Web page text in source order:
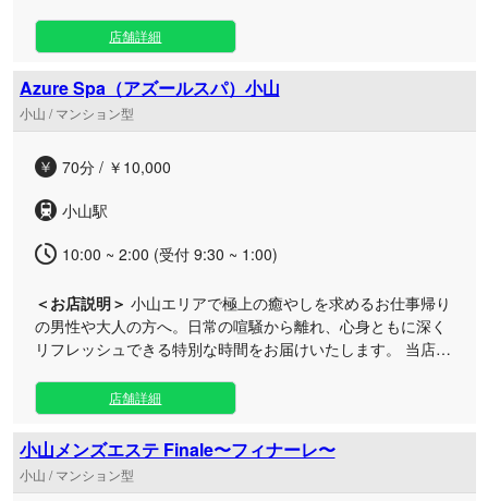
のこもった丁寧なマッサージをお届けいたします。お仕事帰
りや休日のお出かけの合間など、リラックスしたい時間帯に
いつでも気軽にお立ち寄りいただけます。 洗練された落ち着
きのある完全個室空間で、日頃の疲れやコリをじっくりとほ
ぐす極上の施術をご堪能ください。お仕事帰りのお疲れを癒
た贅沢な時間を過ごしたい大人の方にも最適です。スタッフ
おります。
店舗詳細
Azure Spa（アズールスパ）小山
小山 / マンション型
70分 / ￥10,000
小山駅
10:00 ~ 2:00 (受付 9:30 ~ 1:00)
＜お店説明＞ 小山エリアで極上の癒やしを求めるお仕事帰り
の男性や大人の方へ。日常の喧騒から離れ、心身ともに深く
リフレッシュできる特別な時間をお届けいたします。 当店は
ており、落ち着いた静寂と心地よい香りに包まれながら贅沢
なひとときをお楽しみいただけます。厳選されたオイルを贅
沢に使用し、日頃の疲れやコリをじんわりとほぐす丁寧な施
術でおもてなしいたします。完全予約制のためスムーズにご
案内でき、お仕事帰りの遅い時間やお出かけの合間のリフレ
店舗詳細
小山メンズエステ Finale〜フィナーレ〜
小山 / マンション型